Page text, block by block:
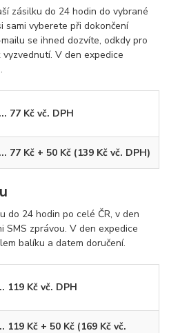
zásilku do 24 hodin do vybrané
sami vyberete při dokončení
se ihned dozvíte, odkdy pro
V den expedice
... 77 Kč vč. DPH
... 77 Kč + 50 Kč (139 Kč vč. DPH)
do 24 hodin po celé ČR, v den
SMS zprávou. V den expedice
balíku a datem doručení.
119 Kč vč. DPH
119 Kč + 50 Kč (169 Kč vč.